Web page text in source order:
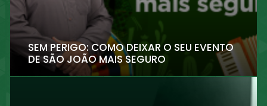
SEM PERIGO: COMO DEIXAR O SEU EVENTO
DE SÃO JOÃO MAIS SEGURO